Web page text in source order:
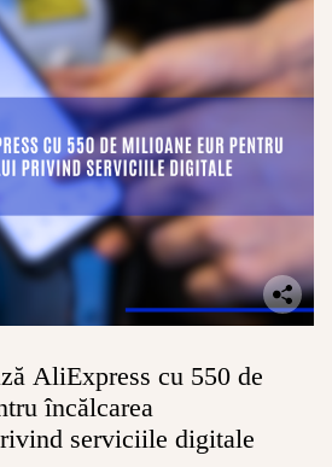
AliExpress cu 550 de
încălcarea
serviciile digitale